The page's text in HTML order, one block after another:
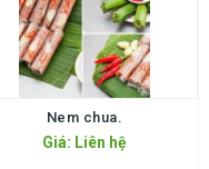
Nem chua.
Giá: Liên hệ